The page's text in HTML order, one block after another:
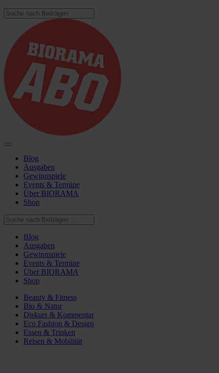
Blog
Ausgaben
Gewinnspiele
Events & Termine
Über BIORAMA
Shop
Blog
Ausgaben
Gewinnspiele
Events & Termine
Über BIORAMA
Shop
Beauty & Fitness
Bio & Natur
Diskurs & Kommentar
Eco Fashion & Design
Essen & Trinken
Reisen & Mobilität